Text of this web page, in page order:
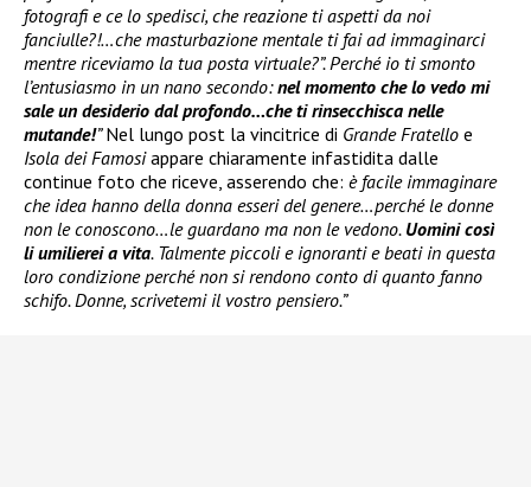
fotografi e ce lo spedisci, che reazione ti aspetti da noi
fanciulle?!…che masturbazione mentale ti fai ad immaginarci
mentre riceviamo la tua posta virtuale?”. Perché io ti smonto
l’entusiasmo in un nano secondo:nel momento che lo vedo mi
sale un desiderio dal profondo…che ti rinsecchisca nelle
mutande!”Nel lungo post la vincitrice di Grande Fratello e
Isola dei Famosiappare chiaramente infastidita dalle
continue foto che riceve, asserendo che: è facile immaginare
che idea hanno della donna esseri del genere…perché le donne
non le conoscono…le guardano ma non le vedono. Uomini così
li umilierei a vita. Talmente piccoli e ignoranti e beati in questa
loro condizione perché non si rendono conto di quanto fanno
schifo. Donne, scrivetemi il vostro pensiero.”